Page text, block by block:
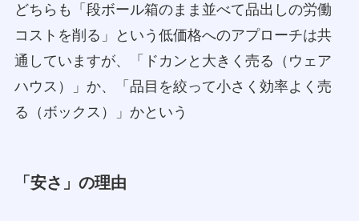
どちらも「段ボール箱のまま並べて品出しの労働
コストを削る」という低価格へのアプローチは共
通していますが、「ドカンと大きく売る（ウェア
ハウス）」か、「品目を絞って小さく効率よく売
る（ボックス）」かという
「安さ」の理由